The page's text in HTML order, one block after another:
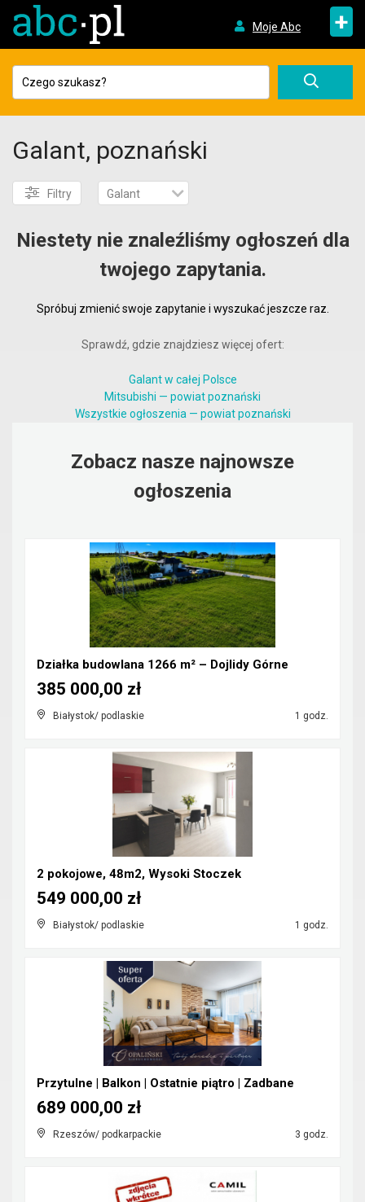
Moje Abc +
Galant, poznański
Filtry Galant
Niestety nie znaleźliśmy ogłoszeń dla
twojego zapytania.
Spróbuj zmienić swoje zapytanie i wyszukać jeszcze raz.
Sprawdź, gdzie znajdziesz więcej ofert:
Galant w całej Polsce
Mitsubishi — powiat poznański
Wszystkie ogłoszenia — powiat poznański
Zobacz nasze najnowsze
ogłoszenia
Działka budowlana 1266 m² – Dojlidy Górne
Białystok/ podlaskie 1 godz.
385 000,00 zł
2 pokojowe, 48m2, Wysoki Stoczek
Białystok/ podlaskie 1 godz.
549 000,00 zł
Przytulne | Balkon | Ostatnie piątro | Zadbane
Rzeszów/ podkarpackie 3 godz.
689 000,00 zł